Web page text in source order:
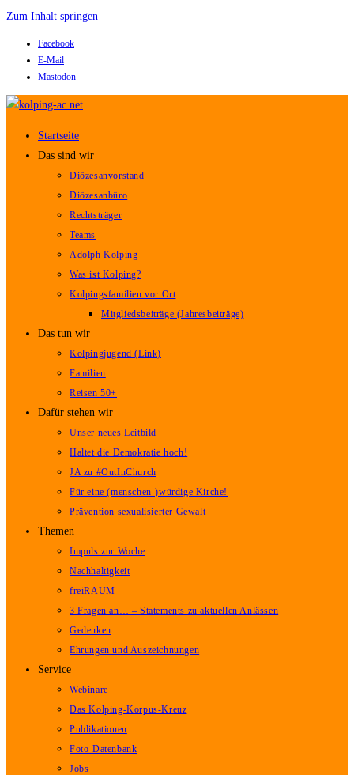
Zum Inhalt springen
Facebook
E-Mail
Mastodon
Startseite
Das sind wir
Diözesanvorstand
Diözesanbüro
Rechtsträger
Teams
Adolph Kolping
Was ist Kolping?
Kolpingsfamilien vor Ort
Mitgliedsbeiträge (Jahresbeiträge)
Das tun wir
Kolpingjugend (Link)
Familien
Reisen 50+
Dafür stehen wir
Unser neues Leitbild
Haltet die Demokratie hoch!
JA zu #OutInChurch
Für eine (menschen-)würdige Kirche!
Prävention sexualisierter Gewalt
Themen
Impuls zur Woche
Nachhaltigkeit
freiRAUM
3 Fragen an… – Statements zu aktuellen Anlässen
Gedenken
Ehrungen und Auszeichnungen
Service
Webinare
Das Kolping-Korpus-Kreuz
Publikationen
Foto-Datenbank
Jobs